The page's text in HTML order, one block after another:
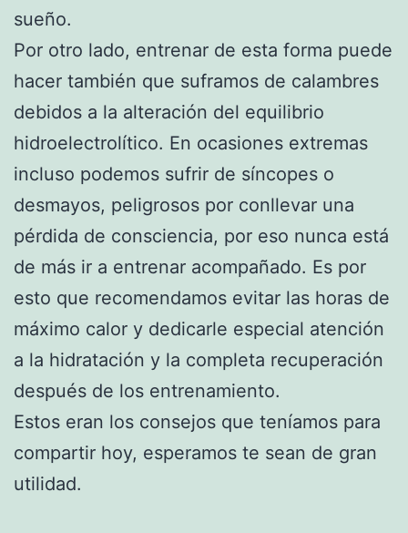
sueño.
Por otro lado, entrenar de esta forma puede
hacer también que suframos de calambres
debidos a la alteración del equilibrio
hidroelectrolítico. En ocasiones extremas
incluso podemos sufrir de síncopes o
desmayos, peligrosos por conllevar una
pérdida de consciencia, por eso nunca está
de más ir a entrenar acompañado. Es por
esto que recomendamos evitar las horas de
máximo calor y dedicarle especial atención
a la hidratación y la completa recuperación
después de los entrenamiento.
Estos eran los consejos que teníamos para
compartir hoy, esperamos te sean de gran
utilidad.